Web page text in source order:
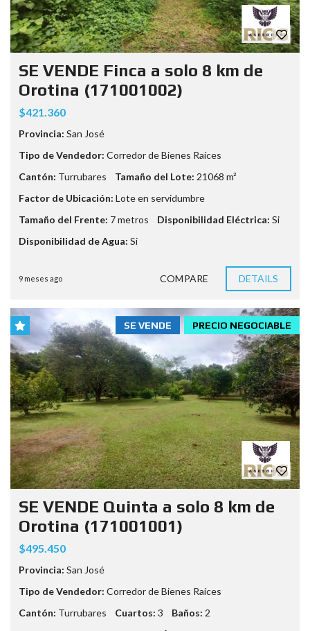
SE VENDE Finca a solo 8 km de
Orotina (171001002)
$421.360
Provincia: San José
Tipo de Vendedor: Corredor de Bienes Raíces
Cantón: Turrubares Tamaño del Lote: 21068 m²
Factor de Ubicación: Lote en servidumbre
Tamaño del Frente: 7 metros Disponibilidad Eléctrica: Si
Disponibilidad de Agua: Si
9 meses ago COMPARE DETAILS
PRECIO NEGOCIABLE
SE VENDE
SE VENDE Quinta a solo 8 km de
Orotina (171001001)
$495.450
Provincia: San José
Tipo de Vendedor: Corredor de Bienes Raíces
Cantón: Turrubares Cuartos: 3 Baños: 2